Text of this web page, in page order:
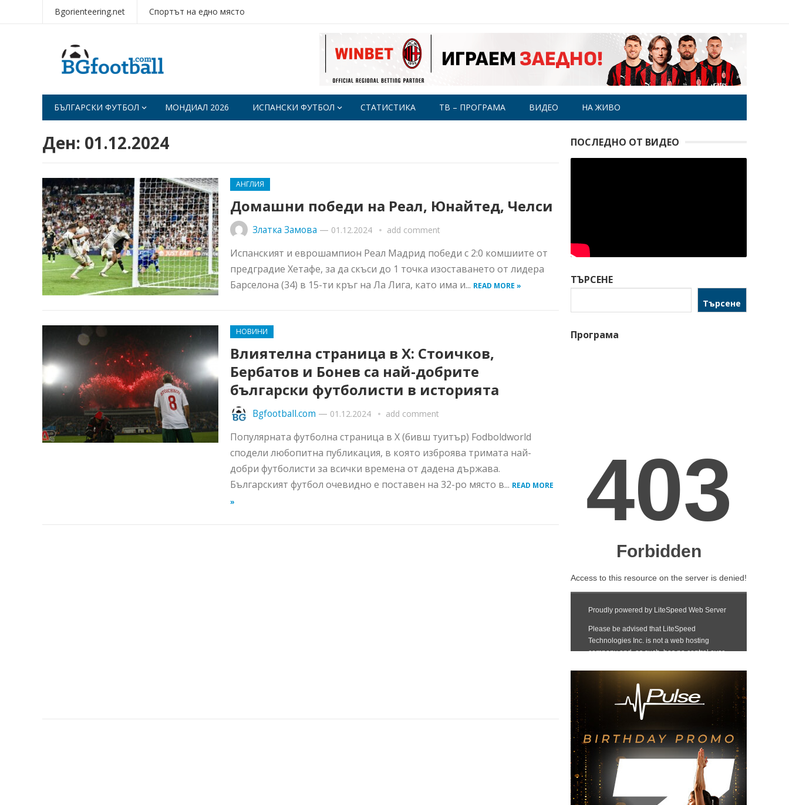
Bgorienteering.net Спортът на едно място
БЪЛГАРСКИ ФУТБОЛ МОНДИАЛ 2026 ИСПАНСКИ ФУТБОЛ СТАТИСТИКА ТВ – ПРОГРАМА ВИДЕО НА ЖИВО
Ден: 01.12.2024
АНГЛИЯ
Домашни победи на Реал, Юнайтед, Челси
Златка Замова — 01.12.2024 add comment
Испанският и еврошампион Реал Мадрид победи с 2:0 комшиите от
предградие Хетафе, за да скъси до 1 точка изоставането от лидера
Барселона (34) в 15-ти кръг на Ла Лига, като има и... READ MORE »
НОВИНИ
Влиятелна страница в X: Стоичков,
Бербатов и Бонев са най-добрите
български футболисти в историята
Bgfootball.com — 01.12.2024 add comment
Популярната футболна страница в Х (бивш туитър) Fodboldworld
сподели любопитна публикация, в която изброява тримата най-
добри футболисти за всички времена от дадена държава.
Българският футбол очевидно е поставен на 32-ро място в... READ MORE
»
ПОСЛЕДНО ОТ ВИДЕО
ТЪРСЕНЕ
Търсене
Програма